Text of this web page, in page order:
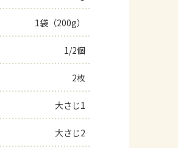
よくあるお問い合わせ
お買い物
1袋（200g）
1/2個
2枚
大さじ1
大さじ2